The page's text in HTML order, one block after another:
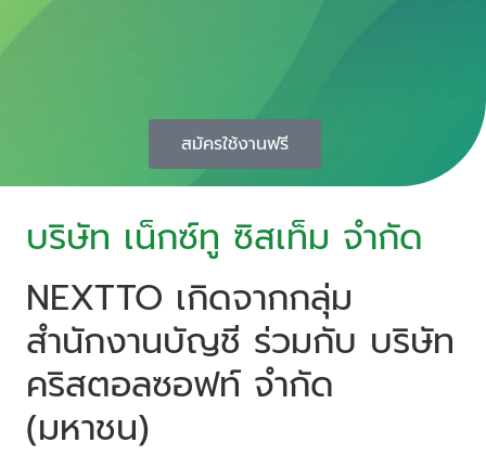
สมัครใช้งานฟรี
บริษัท เน็กซ์ทู ซิสเท็ม จำกัด
NEXTTO เกิดจากกลุ่ม
สำนักงานบัญชี ร่วมกับ บริษัท
คริสตอลซอฟท์ จำกัด
(มหาชน)